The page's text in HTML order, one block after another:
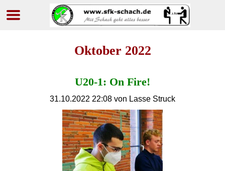
Oktober 2022
U20-1: On Fire!
31.10.2022 22:08 von Lasse Struck